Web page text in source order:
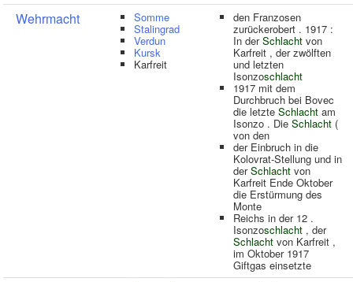
Wehrmacht Somme
Stalingrad
Verdun
Kursk
Karfreit
den Franzosen
zurückerobert . 1917 :
In derSchlacht von
Karfreit , der zwölften
und letzten
Isonzoschlacht
1917 mit dem
Durchbruch bei Bovec
die letzte Schlacht am
Isonzo . Die Schlacht (
von den
der Einbruch in die
Kolovrat-Stellung und in
derSchlacht von
Karfreit Ende Oktober
die Erstürmung des
Monte
Reichs in der 12 .
Isonzoschlacht , der
Schlacht von Karfreit ,
im Oktober 1917
Giftgas einsetzte